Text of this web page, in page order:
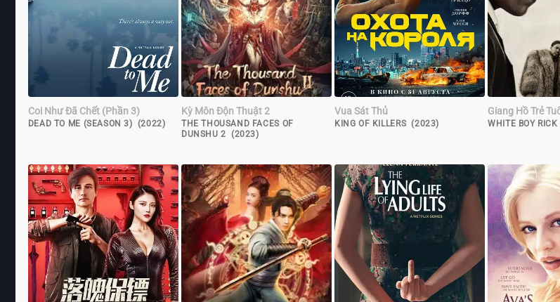
Coi Như Đã Chết (Phần 3)
DEAD TO ME (SEASON 3) (2022)
Kỳ Môn Độn Thuật 2
THE THOUSAND FACES OF
DUNSHU 2 (2023)
Vua Sát Thủ
KING OF KILLERS (2023)
Giang Hồ Trẻ
WHITE BOY